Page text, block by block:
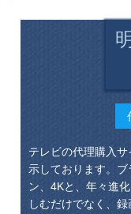
テレビの代理購入
示しております。
ン、4Kと、年々進
しむだけでなく、